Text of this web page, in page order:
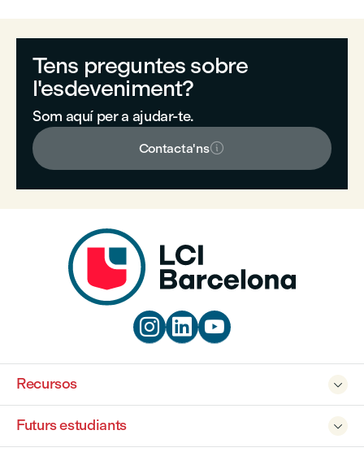
Tens preguntes sobre
l'esdeveniment?
Som aquí per a ajudar-te.
Contacta'ns
  

Recursos

Futurs estudiants